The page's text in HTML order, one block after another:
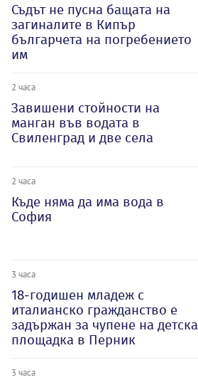
Съдът не пусна бащата на
загиналите в Кипър
българчета на погребението
им
2 часа
Завишени стойности на
манган във водата в
Свиленград и две села
2 часа
Къде няма да има вода в
София
3 часа
18-годишен младеж с
италианско гражданство е
задържан за чупене на детска
площадка в Перник
3 часа